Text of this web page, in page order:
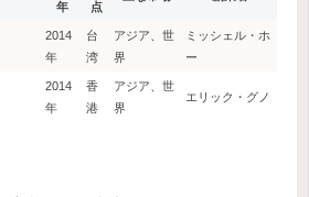
年
点
2014
年
台
湾
アジア、世
界
ミッシェル・ホ
ー
2014
年
香
港
アジア、世
界
エリック・グノ